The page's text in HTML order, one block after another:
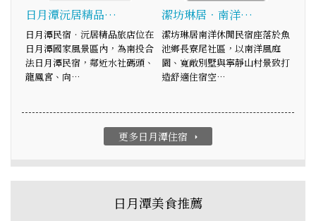
日月潭沅居精品…
日月潭民宿‧沅居精品旅店位在
日月潭國家風景區內，為南投合
法日月潭民宿，鄰近水社碼頭、
龍鳳宮、向…
潔坊琳居．南洋…
潔坊琳居南洋休閒民宿座落於魚
池鄉長寮尾社區，以南洋風庭
園、寬敞別墅與寧靜山村景致打
造舒適住宿空…
更多日月潭住宿 arrow_right
日月潭美食推薦